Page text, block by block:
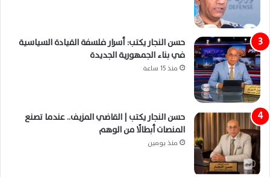
حسن النجار يكتب: أسرار فلسفة القيادة السياسية
في بناء الجمهورية الجديدة
منذ 15 ساعة
حسن النجار يكتب | القاضي المزيف.. عندما تصنع
المنصات أبطالًا من الوهم
منذ يومين